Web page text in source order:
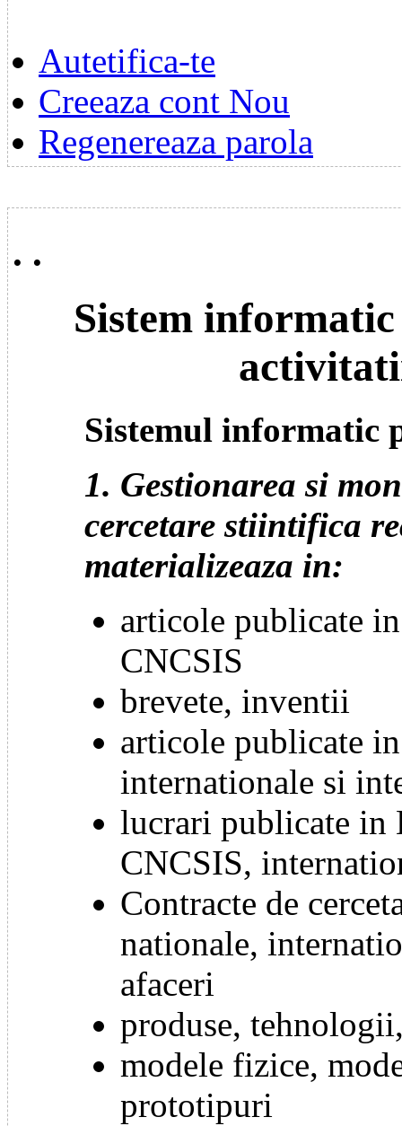
Autetifica-te
Creeaza cont Nou
Regenereaza parola
. .
Sistem
Sistemul informatic
1. Gestionarea si
cercetare stiintifica
materializeaza in:
articole publicate
CNCSIS
brevete, inventii
articole publicate
internationale si
lucrari publicate in
CNCSIS,
Contracte de
nationale,
afaceri
produse,
modele fizice,
prototipuri